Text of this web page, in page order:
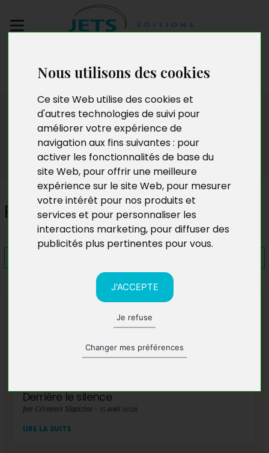
Nous utilisons des cookies
Ce site Web utilise des cookies et
d'autres technologies de suivi pour
améliorer votre expérience de
navigation aux fins suivantes : pour
activer les fonctionnalités de base du
site Web, pour offrir une meilleure
expérience sur le site Web, pour mesurer
votre intérêt pour nos produits et
services et pour personnaliser les
interactions marketing, pour diffuser des
publicités plus pertinentes pour vous.
J'ACCEPTE
Je refuse
Changer mes préférences
manuscrit
Presse
Paroles de croissance
A lire également
Derrière le silence
par Cévennes Magazine - 15 août 2026
LIRE LA SUITE